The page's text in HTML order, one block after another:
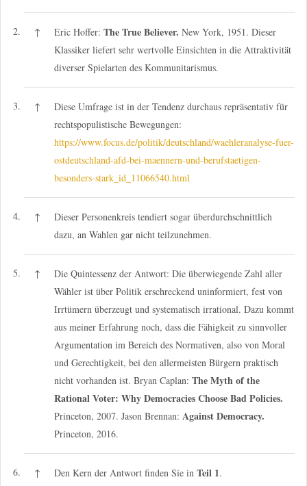
2. ↑ Eric Hoffer: The True Believer. New York, 1951. Dieser
Klassiker liefert sehr wertvolle Einsichten in die Attraktivität
diverser Spielarten des Kommunitarismus.
3. ↑
Diese Umfrage ist in der Tendenz durchaus repräsentativ für
rechtspopulistische Bewegungen:
https://www.focus.de/politik/deutschland/waehleranalyse-fuer-
ostdeutschland-afd-bei-maennern-und-berufstaetigen-
besonders-stark_id_11066540.html
4. ↑
Dieser Personenkreis tendiert sogar überdurchschnittlich
dazu, an Wahlen gar nicht teilzunehmen.
5. ↑
Die Quintessenz der Antwort: Die überwiegende Zahl aller
Wähler ist über Politik erschreckend uninformiert, fest von
Irrtümern überzeugt und systematisch irrational. Dazu kommt
aus meiner Erfahrung noch, dass die Fähigkeit zu sinnvoller
Argumentation im Bereich des Normativen, also von Moral
und Gerechtigkeit, bei den allermeisten Bürgern praktisch
nicht vorhanden ist. Bryan Caplan: The Myth of the
Rational Voter: Why Democracies Choose Bad Policies.
Princeton, 2007. Jason Brennan: Against Democracy.
Princeton, 2016.
6. ↑ Den Kern der Antwort finden Sie in Teil 1.